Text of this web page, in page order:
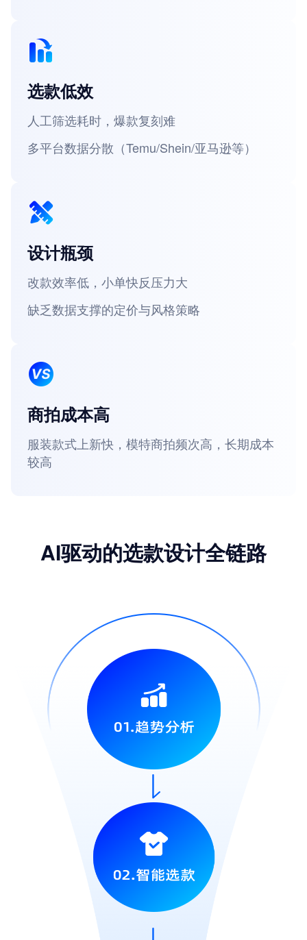
选款低效
人工筛选耗时，爆款复刻难
多平台数据分散（Temu/Shein/亚马逊等）
设计瓶颈
改款效率低，小单快反压力大
缺乏数据支撑的定价与风格策略
商拍成本高
服装款式上新快，模特商拍频次高，长期成本
较高
AI驱动的选款设计全链路